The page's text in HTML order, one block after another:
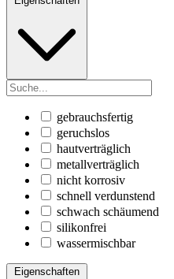
gebrauchsfertig
geruchslos
hautverträglich
metallverträglich
nicht korrosiv
schnell verdunstend
schwach schäumend
silikonfrei
wassermischbar
Eigenschaften